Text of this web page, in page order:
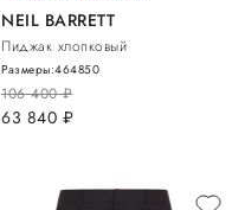
NEIL BARRETT
Пиджак хлопковый
106 400руб.
63 840 руб.
Размеры:464850